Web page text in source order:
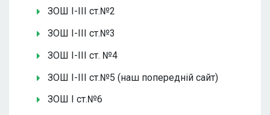
ЗОШ І-ІІІ ст.№2
ЗОШ І-ІІІ ст.№3
ЗОШ І-ІІІ ст. №4
ЗОШ І-ІІІ ст.№5 (наш попередній сайт)
ЗОШ І ст.№6